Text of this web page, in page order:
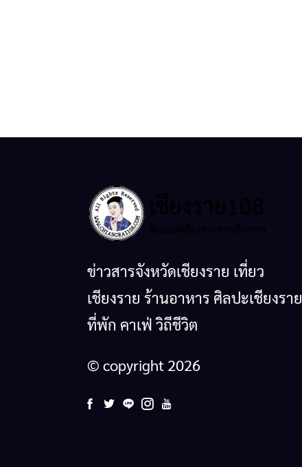
ข่าวสารจังหวัดเชียงราย เที่ยว
เชียงราย ร้านอาหาร ศิลปะเชียงราย
ที่พัก คาเฟ่ วิถีชีวิต
© copyright 2026